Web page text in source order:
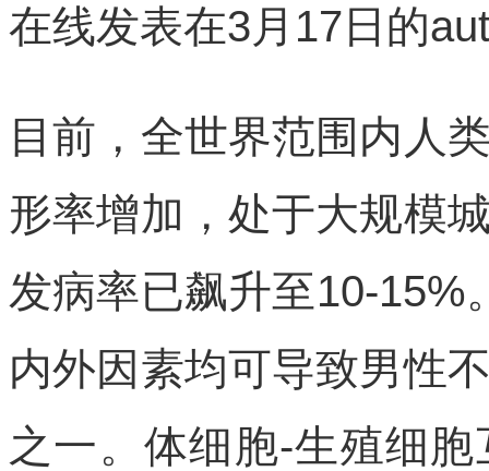
在线发表在3月17日的
目前，全世界范围内人
形率增加，处于大规模
发病率已飙升至10-15%
内外因素均可导致男性
之一。体细胞-生殖细